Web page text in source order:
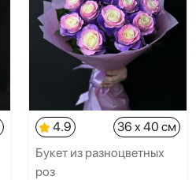
4.9
36 x 40 см
Букет из разноцветных
роз